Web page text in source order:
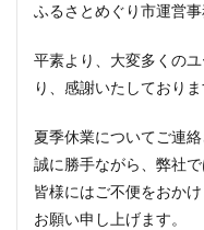
ふるさとめぐり市運営事
平素より、大変多くの
り、感謝いたしておりま
夏季休業についてご連絡
誠に勝手ながら、弊社
皆様にはご不便をおか
お願い申し上げます。